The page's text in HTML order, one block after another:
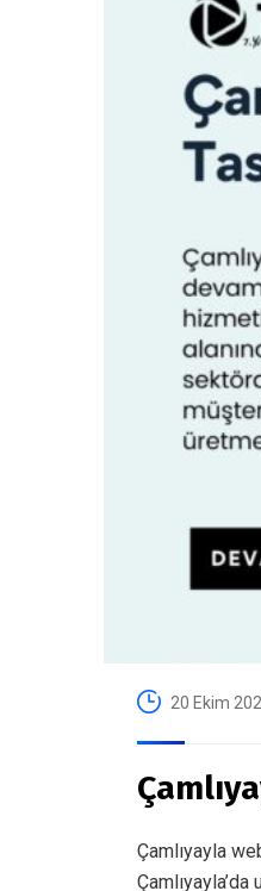
20 Ekim
Çamlıyayla